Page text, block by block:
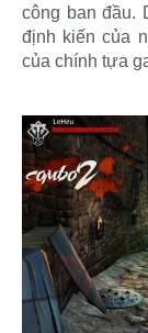
công ban đầu.
định kiến của
của chính tựa